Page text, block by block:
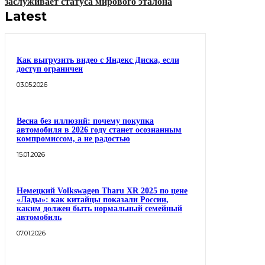
Latest
Как выгрузить видео с Яндекс Диска, если
доступ ограничен
03.05.2026
Весна без иллюзий: почему покупка
автомобиля в 2026 году станет осознанным
компромиссом, а не радостью
15.01.2026
Немецкий Volkswagen Tharu XR 2025 по цене
«Лады»: как китайцы показали России,
каким должен быть нормальный семейный
автомобиль
07.01.2026